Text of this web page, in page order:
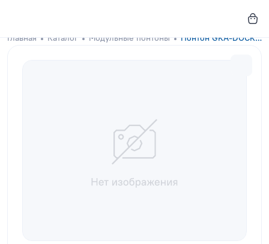
Главная Каталог Модульные понтоны Понтон GKA-DOCKS угловой 150x150 Royal Purple